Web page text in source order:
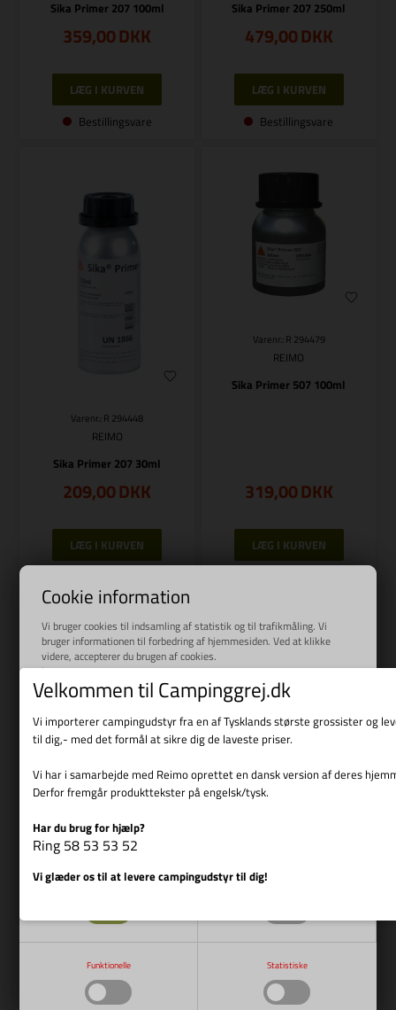
Cookie information
Vi bruger cookies til indsamling af statistik og til trafikmåling. Vi
bruger informationen til forbedring af hjemmesiden. Ved at klikke
videre, accepterer du brugen af cookies.
Læs mere
Nødvendige Markedsføring
Funktionelle Statistiske
Sika Primer 207 100ml
359,00DKK
Bestillingsvare
Sika Primer 207 250ml
479,00DKK
Bestillingsvare
Varenr.: R 294448
REIMO
Sika Primer 207 30ml
209,00DKK
Varenr.: R 294479
REIMO
Sika Primer 507 100ml
319,00DKK
REIMO
Varenr.: R 294451
Sika primer til høj vedhæftning
Velkommen til Campinggrej.dk
Vi importerer campingudstyr fra en af Tysklands største grossister og
til dig,- med det formål at sikre dig de laveste priser.
Vi har i samarbejde med Reimo oprettet en dansk version af deres
Derfor fremgår produkttekster på engelsk/tysk.
Har du brug for hjælp?
Ring 58 53 53 52
Vi glæder os til at levere campingudstyr til dig!